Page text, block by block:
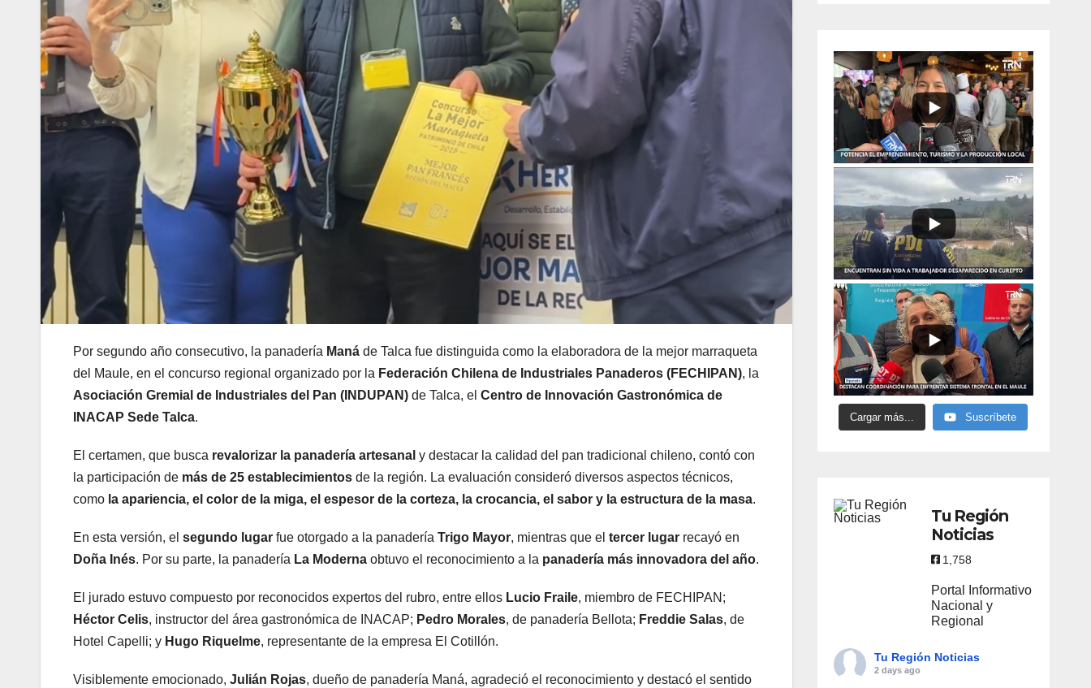
Por segundo año consecutivo, la panadería Maná de Talca fue distinguida como la elaboradora de la mejor marraqueta
del Maule, en el concurso regional organizado por la Federación Chilena de Industriales Panaderos (FECHIPAN), la
Asociación Gremial de Industriales del Pan (INDUPAN) de Talca, el Centro de Innovación Gastronómica de
INACAP Sede Talca.
El certamen, que busca revalorizar la panadería artesanal y destacar la calidad del pan tradicional chileno, contó con
la participación de más de 25 establecimientos de la región. La evaluación consideró diversos aspectos técnicos,
como la apariencia, el color de la miga, el espesor de la corteza, la crocancia, el sabor y la estructura de la masa.
En esta versión, el segundo lugar fue otorgado a la panadería Trigo Mayor, mientras que el tercer lugar recayó en
Doña Inés. Por su parte, la panadería La Moderna obtuvo el reconocimiento a la panadería más innovadora del año.
El jurado estuvo compuesto por reconocidos expertos del rubro, entre ellos Lucio Fraile, miembro de FECHIPAN;
Héctor Celis, instructor del área gastronómica de INACAP; Pedro Morales, de panadería Bellota; Freddie Salas, de
Hotel Capelli; y Hugo Riquelme, representante de la empresa El Cotillón.
Visiblemente emocionado, Julián Rojas, dueño de panadería Maná, agradeció el reconocimiento y destacó el sentido
Cargar más... Suscríbete
Tu Región
Noticias
1,758
Portal Informativo
Nacional y
Regional
Tu Región Noticias
2 days ago